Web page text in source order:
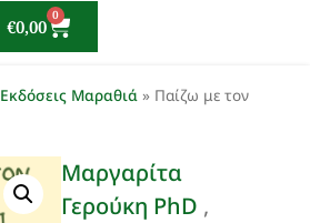
€0,00
0
Εκδόσεις Μαραθιά » Παίζω με τον
Μαργαρίτα
Γερούκη PhD